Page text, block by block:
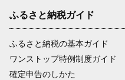
ふるさと納税ガイド
ふるさと納税の基本ガイド
ワンストップ特例制度ガイド
確定申告のしかた